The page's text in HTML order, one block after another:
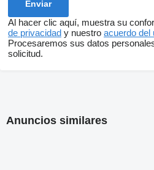
Al hacer clic aquí, muestra su
de privacidad y nuestro acuerdo del
Procesaremos sus datos
solicitud.
Anuncios similares